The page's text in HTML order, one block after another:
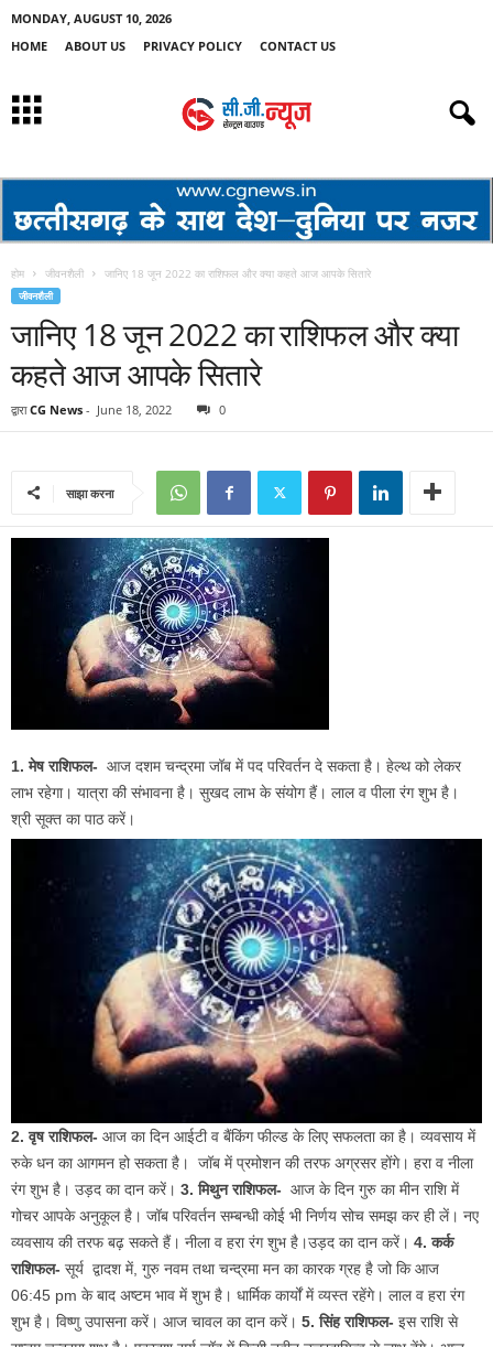
MONDAY, AUGUST 10, 2026
HOME
ABOUT US PRIVACY POLICY CONTACT US
होम जीवनशैली जानिए 18 जून 2022 का राशिफल और क्या कहते आज आपके सितारे
जीवनशैली
जानिए 18 जून 2022 का राशिफल और क्या
कहते आज आपके सितारे
द्वारा CG News - June 18, 2022 0
साझा करना
1. मेष राशिफल- आज दशम चन्द्रमा जॉब में पद परिवर्तन दे सकता है। हेल्थ को लेकर
लाभ रहेगा। यात्रा की संभावना है। सुखद लाभ के संयोग हैं। लाल व पीला रंग शुभ है।
श्री सूक्त का पाठ करें।
2. वृष राशिफल- आज का दिन आईटी व बैंकिंग फील्ड के लिए सफलता का है। व्यवसाय में
रुके धन का आगमन हो सकता है। जॉब में प्रमोशन की तरफ अग्रसर होंगे। हरा व नीला
रंग शुभ है। उड़द का दान करें। 3. मिथुन राशिफल- आज के दिन गुरु का मीन राशि में
गोचर आपके अनुकूल है। जॉब परिवर्तन सम्बन्धी कोई भी निर्णय सोच समझ कर ही लें। नए
व्यवसाय की तरफ बढ़ सकते हैं। नीला व हरा रंग शुभ है।उड़द का दान करें। 4. कर्क
राशिफल- सूर्य द्वादश में, गुरु नवम तथा चन्द्रमा मन का कारक ग्रह है जो कि आज
06:45 pm के बाद अष्टम भाव में शुभ है। धार्मिक कार्यों में व्यस्त रहेंगे। लाल व हरा रंग
शुभ है। विष्णु उपासना करें। आज चावल का दान करें। 5. सिंह राशिफल- इस राशि से